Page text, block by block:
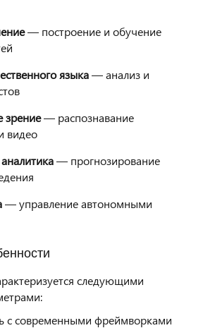
— построение и обучение
языка— анализ и
зрение— распознавание
видео
— прогнозирование
— управление автономными
следующими
с современными фреймворками